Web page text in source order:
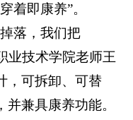
着即康养”。
落，我们把
业技术学院老师王
，可拆卸、可替
兼具康养功能。